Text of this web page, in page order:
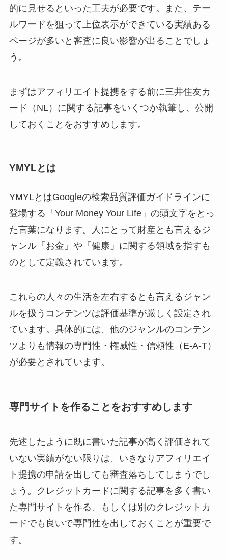
的に見せるといった工夫が必要です。また、テー
ルワードを狙って上位表示ができている実績ある
ページが多いと審査に良い影響が出ることでしょ
う。
まずはアフィリエイト提携をする前に三井住友カ
ード（NL）に関する記事をいくつか執筆し、公開
しておくことをおすすめします。
YMYLとは
YMYLとはGoogleの検索品質評価ガイドラインに
登場する「Your Money Your Life」の頭文字をとっ
た言葉になります。人にとって財産とも言えるジ
ャンル「お金」や「健康」に関する領域を指すも
のとして定義されています。
これらの人々の生活を左右するとも言えるジャン
ルを扱うコンテンツは評価基準が厳しく設定され
ています。具体的には、他のジャンルのコンテン
ツよりも情報の専門性・権威性・信頼性（E-A-T）
が必要とされています。
専門サイトを作ることをおすすめします
先述したように既に書いた記事が高く評価されて
いない実績がない限りは、いきなりアフィリエイ
ト提携の申請を出しても審査落ちしてしまうでし
ょう。クレジットカードに関する記事を多く書い
た専門サイトを作る、もしくは別のクレジットカ
ードでも良いで専門性を出しておくことが重要で
す。